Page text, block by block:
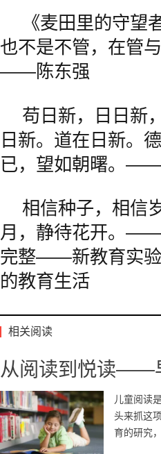
《麦田里的守
也不是不管，在管
——陈东强
苟日新，日日新
日新。 道在日新。
已，望如朝曙。
相信种子，相信
月，静待花开。——
完整——新教育实验
的教育生活
相关阅读
从阅读到悦读——
儿童阅读
头来抓这
育的研究